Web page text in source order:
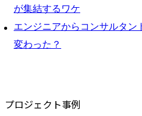
が集結するワケ
エンジニアからコンサルタン
変わった？
プロジェクト事例